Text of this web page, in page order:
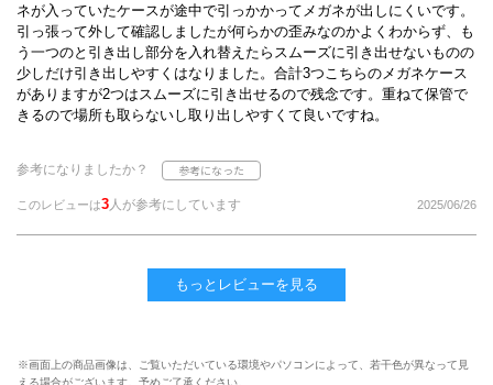
ネが入っていたケースが途中で引っかかってメガネが出しにくいです。
引っ張って外して確認しましたが何らかの歪みなのかよくわからず、も
う一つのと引き出し部分を入れ替えたらスムーズに引き出せないものの
少しだけ引き出しやすくはなりました。合計3つこちらのメガネケース
がありますが2つはスムーズに引き出せるので残念です。重ねて保管で
きるので場所も取らないし取り出しやすくて良いですね。
参考になりましたか？
このレビューは3人が参考にしています 2025/06/26
もっとレビューを見る
※画面上の商品画像は、ご覧いただいている環境やパソコンによって、若干色が異なって見
える場合がございます。予めご了承ください。